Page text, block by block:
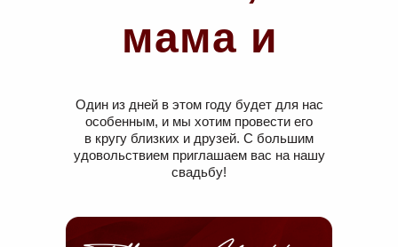
мама и
Маша!
Один из дней в этом году будет для нас
особенным, и мы хотим провести его
в кругу близких и друзей. С большим
удовольствием приглашаем вас на нашу
свадьбу!